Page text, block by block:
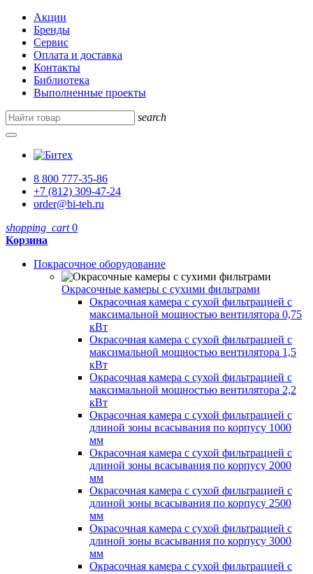
Акции
Бренды
Сервис
Оплата и доставка
Контакты
Библиотека
Выполненные проекты
search
8 800 777-35-86
+7 (812) 309-47-24
order@bi-teh.ru
shopping_cart 0
Корзина
Покрасочное оборудование
Окрасочные камеры с сухими фильтрами
Окрасочная камера с сухой фильтрацией с
максимальной мощностью вентилятора 0,75
кВт
Окрасочная камера с сухой фильтрацией с
максимальной мощностью вентилятора 1,5
кВт
Окрасочная камера с сухой фильтрацией с
максимальной мощностью вентилятора 2,2
кВт
Окрасочная камера с сухой фильтрацией с
длиной зоны всасывания по корпусу 1000
мм
Окрасочная камера с сухой фильтрацией с
длиной зоны всасывания по корпусу 2000
мм
Окрасочная камера с сухой фильтрацией с
длиной зоны всасывания по корпусу 2500
мм
Окрасочная камера с сухой фильтрацией с
длиной зоны всасывания по корпусу 3000
мм
Окрасочная камера с сухой фильтрацией с